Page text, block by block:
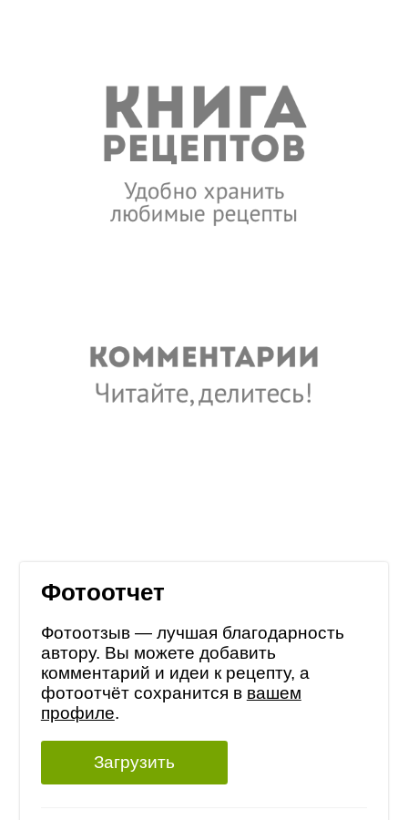
Фотоотчет
Фотоотзыв — лучшая благодарность
автору. Вы можете добавить
комментарий и идеи к рецепту, а
фотоотчёт сохранится в вашем
профиле.
Загрузить